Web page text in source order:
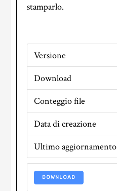
stamparlo.
Versione
Download
Conteggio file
Data di creazione
Ultimo aggiornamento
DOWNLOAD